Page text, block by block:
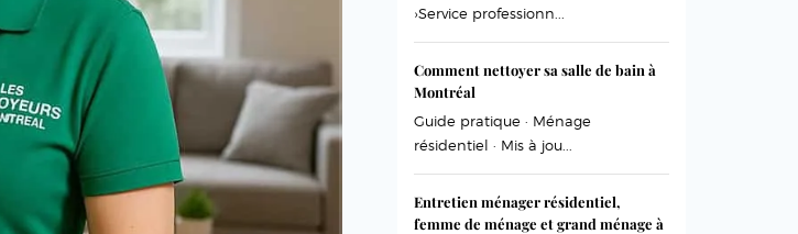
›Service professionn...
Comment nettoyer sa salle de bain à
Montréal
Guide pratique · Ménage
résidentiel · Mis à jou...
Entretien ménager résidentiel,
femme de ménage et grand ménage à